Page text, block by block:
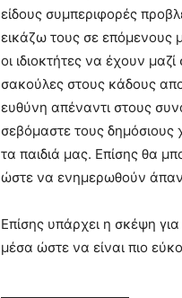
είδους συμπεριφορές
εικάζω τους σε επόμενους
οι ιδιοκτήτες να έχουν
σακούλες στους κάδους
ευθύνη απέναντι στους
σεβόμαστε τους δημόσιους
τα παιδιά μας. Επίσης θα
ώστε να ενημερωθούν
Επίσης υπάρχει η σκέψη
μέσα ώστε να είναι πιο